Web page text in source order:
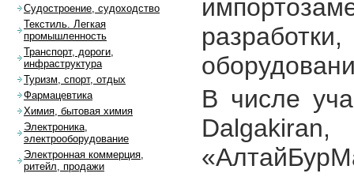
В числе
Судостроение, судоходство
Текстиль. Легкая
промышленность
Транспорт, дороги,
инфраструктура
Туризм, спорт, отдых
Фармацевтика
Химия, бытовая химия
Электроника,
электрооборудование
Электронная коммерция,
ритейл, продажи